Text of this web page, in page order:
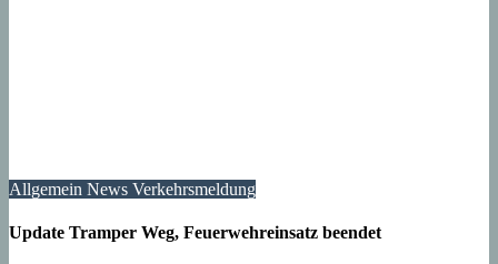
Allgemein News Verkehrsmeldung
Update Tramper Weg, Feuerwehreinsatz beendet